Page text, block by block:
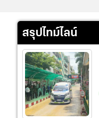
สรุปไทม์ไลน์